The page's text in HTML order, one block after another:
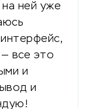
ней уже
все это
и
и